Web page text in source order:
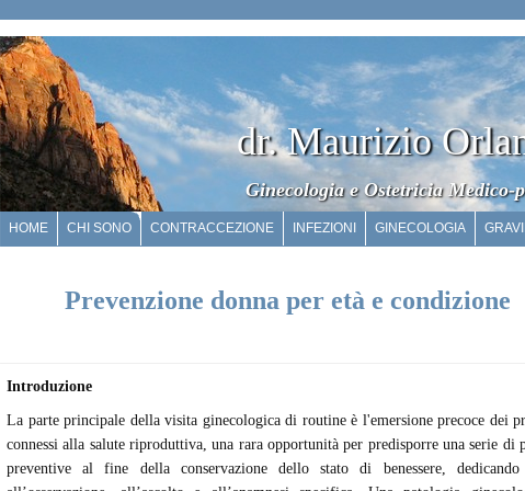
dr. Maurizio
Ginecologia e Ostetricia Medico-
HOME CHI SONO CONTRACCEZIONE INFEZIONI GINECOLOGIA
Prevenzione donna per età e condizione
Introduzione
La parte principale della visita ginecologica di routine è l'emersione precoce dei
connessi alla salute riproduttiva, una rara opportunità per predisporre una serie di
preventive al fine della conservazione dello stato di benessere, dedicando